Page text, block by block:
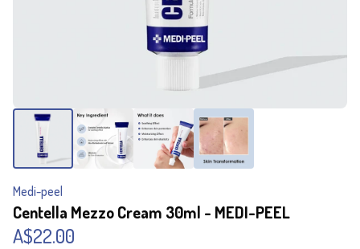
Medi-peel
Centella Mezzo Cream 30ml - MEDI-PEEL
A$22.00